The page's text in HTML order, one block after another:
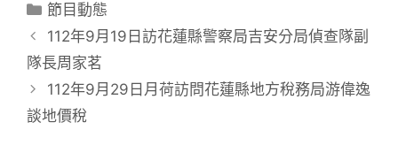
節目動態
112年9月19日訪花蓮縣警察局吉安分局偵查隊副
隊長周家茗
112年9月29日月荷訪問花蓮縣地方稅務局游偉逸
談地價稅